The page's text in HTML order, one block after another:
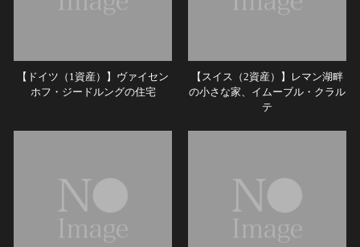
【ドイツ（1資産）】ヴァイセン
ホフ・ジードルングの住宅
【スイス（2資産）】レマン湖畔
の小さな家、イムーブル・クラル
テ